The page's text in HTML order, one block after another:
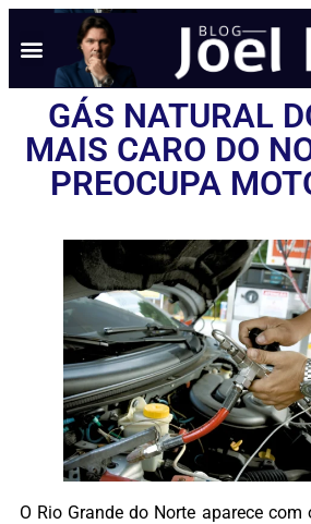
GÁS NATURAL
MAIS CARO DO
PREOCUPA
O Rio Grande do Norte aparece